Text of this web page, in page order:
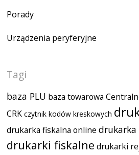
Porady
Urządzenia peryferyjne
Tagi
baza PLU baza towarowa
CRK czytnik kodów kreskowych
drukarka fiskalna online drukarka
drukarki fiskalne drukarki